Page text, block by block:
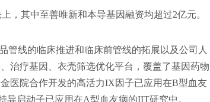
，其中至善唯新和本导基因融资均超过2亿元。
管线的临床推进和临床前管线的拓展以及公司人
治疗基因、衣壳筛选优化平台，覆盖了基因药物
医院合作开发的高活力IX因子已应用在B型血友
启动子已应用在A型血友病的IIT研究中。